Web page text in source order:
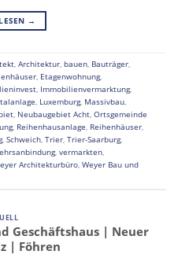
→
, Architektur, bauen, Bauträger,
, Etagenwohnung,
, Immobilienvermarktung,
, Luxemburg, Massivbau,
, Neubaugebiet Acht, Ortsgemeinde
, Reihenhausanlage, Reihenhäuser,
, Schweich, Trier, Trier-Saarburg,
, vermarkten,
Architekturbüro, Weyer Bau und
Geschäftshaus | Neuer
| Föhren